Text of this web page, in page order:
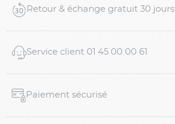
Retour & échange gratuit 30 jours
Service client 01 45 00 00 61
Paiement sécurisé